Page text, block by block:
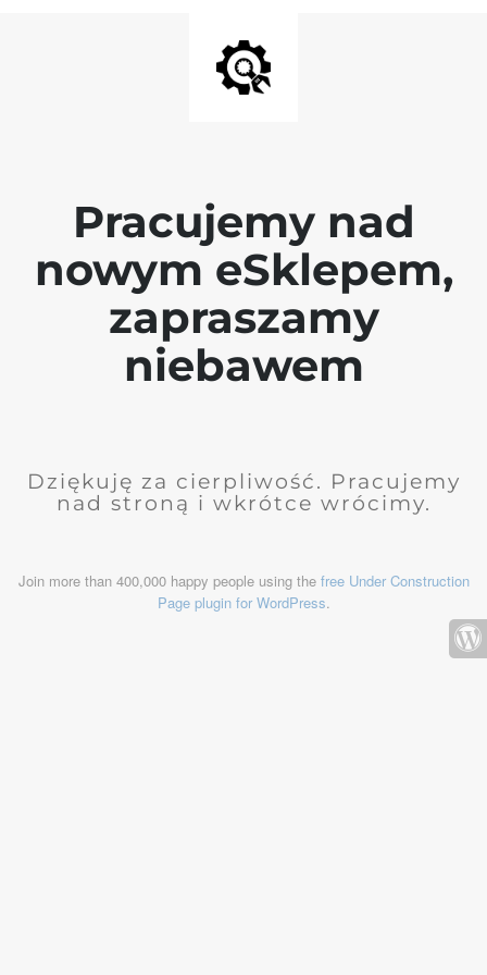
Pracujemy nad
nowym eSklepem,
zapraszamy
niebawem
Dziękuję za cierpliwość. Pracujemy
nad stroną i wkrótce wrócimy.
Join more than 400,000 happy people using the free Under Construction
Page plugin for WordPress.